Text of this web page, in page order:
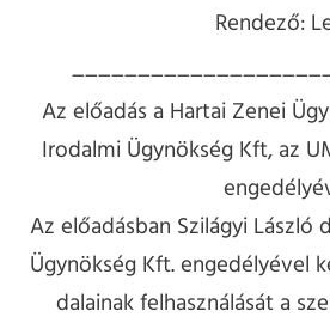
Rendező:
Az előadás a Hartai Zenei
Irodalmi Ügynökség Kft, az
Az előadásban Szilágyi László
Ügynökség Kft. engedélyével
dalainak felhasználását a